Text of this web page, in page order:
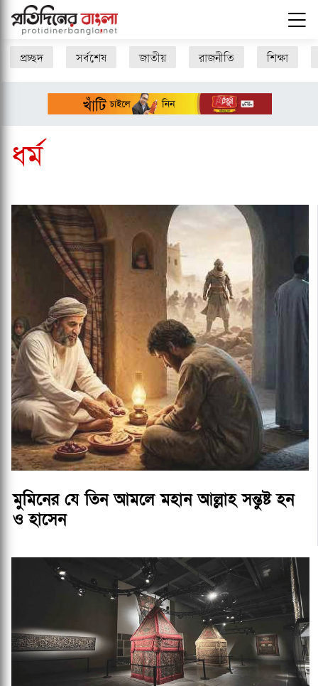
প্রচ্ছদ সর্বশেষ জাতীয় রাজনীতি শিক্ষা
ধর্ম
মুমিনের যে তিন আমলে মহান আল্লাহ সন্তুষ্ট হন
ও হাসেন